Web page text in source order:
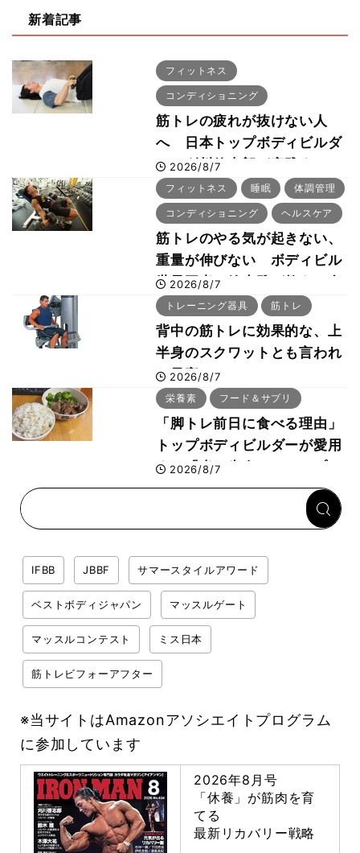
新着記事
フィットネス
コンディショニング
筋トレの疲れが抜けない人
へ 日本トップボディビルダ
ー・刈川啓志郎が実践する
「回復習慣」
2026/8/7
フィットネス 睡眠 体調管理
コンディショニング ヘルスケア
筋トレのやる気が起きない、
重量が伸びない ボディビル
世界王者・鈴木雅が教える食
事・睡眠・呼吸の整え方
2026/8/7
トレーニング器具 筋トレ
背中の筋トレに効果的な、上
半身のスクワットとも言われ
た最高マシン“ノーチラス・
プルオーバーマシン”とは？
2026/8/7
栄養素 フード＆サプリ
「脚トレ前日に食べる理由」
トップボディビルダーが愛用
する「米＋牛肉」のシンプル
回復メシとは？
2026/8/7
IFBB JBBF サマースタイルアワード
ベストボディジャパン マッスルゲート
マッスルコンテスト ミス日本
筋トレビフォーアフター
※当サイトはAmazonアソシエイトプログラム
に参加しています
2026年8月号
「休養」が筋肉を育
てる
最新リカバリー戦略